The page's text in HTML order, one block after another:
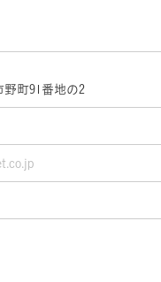
町91番地の2